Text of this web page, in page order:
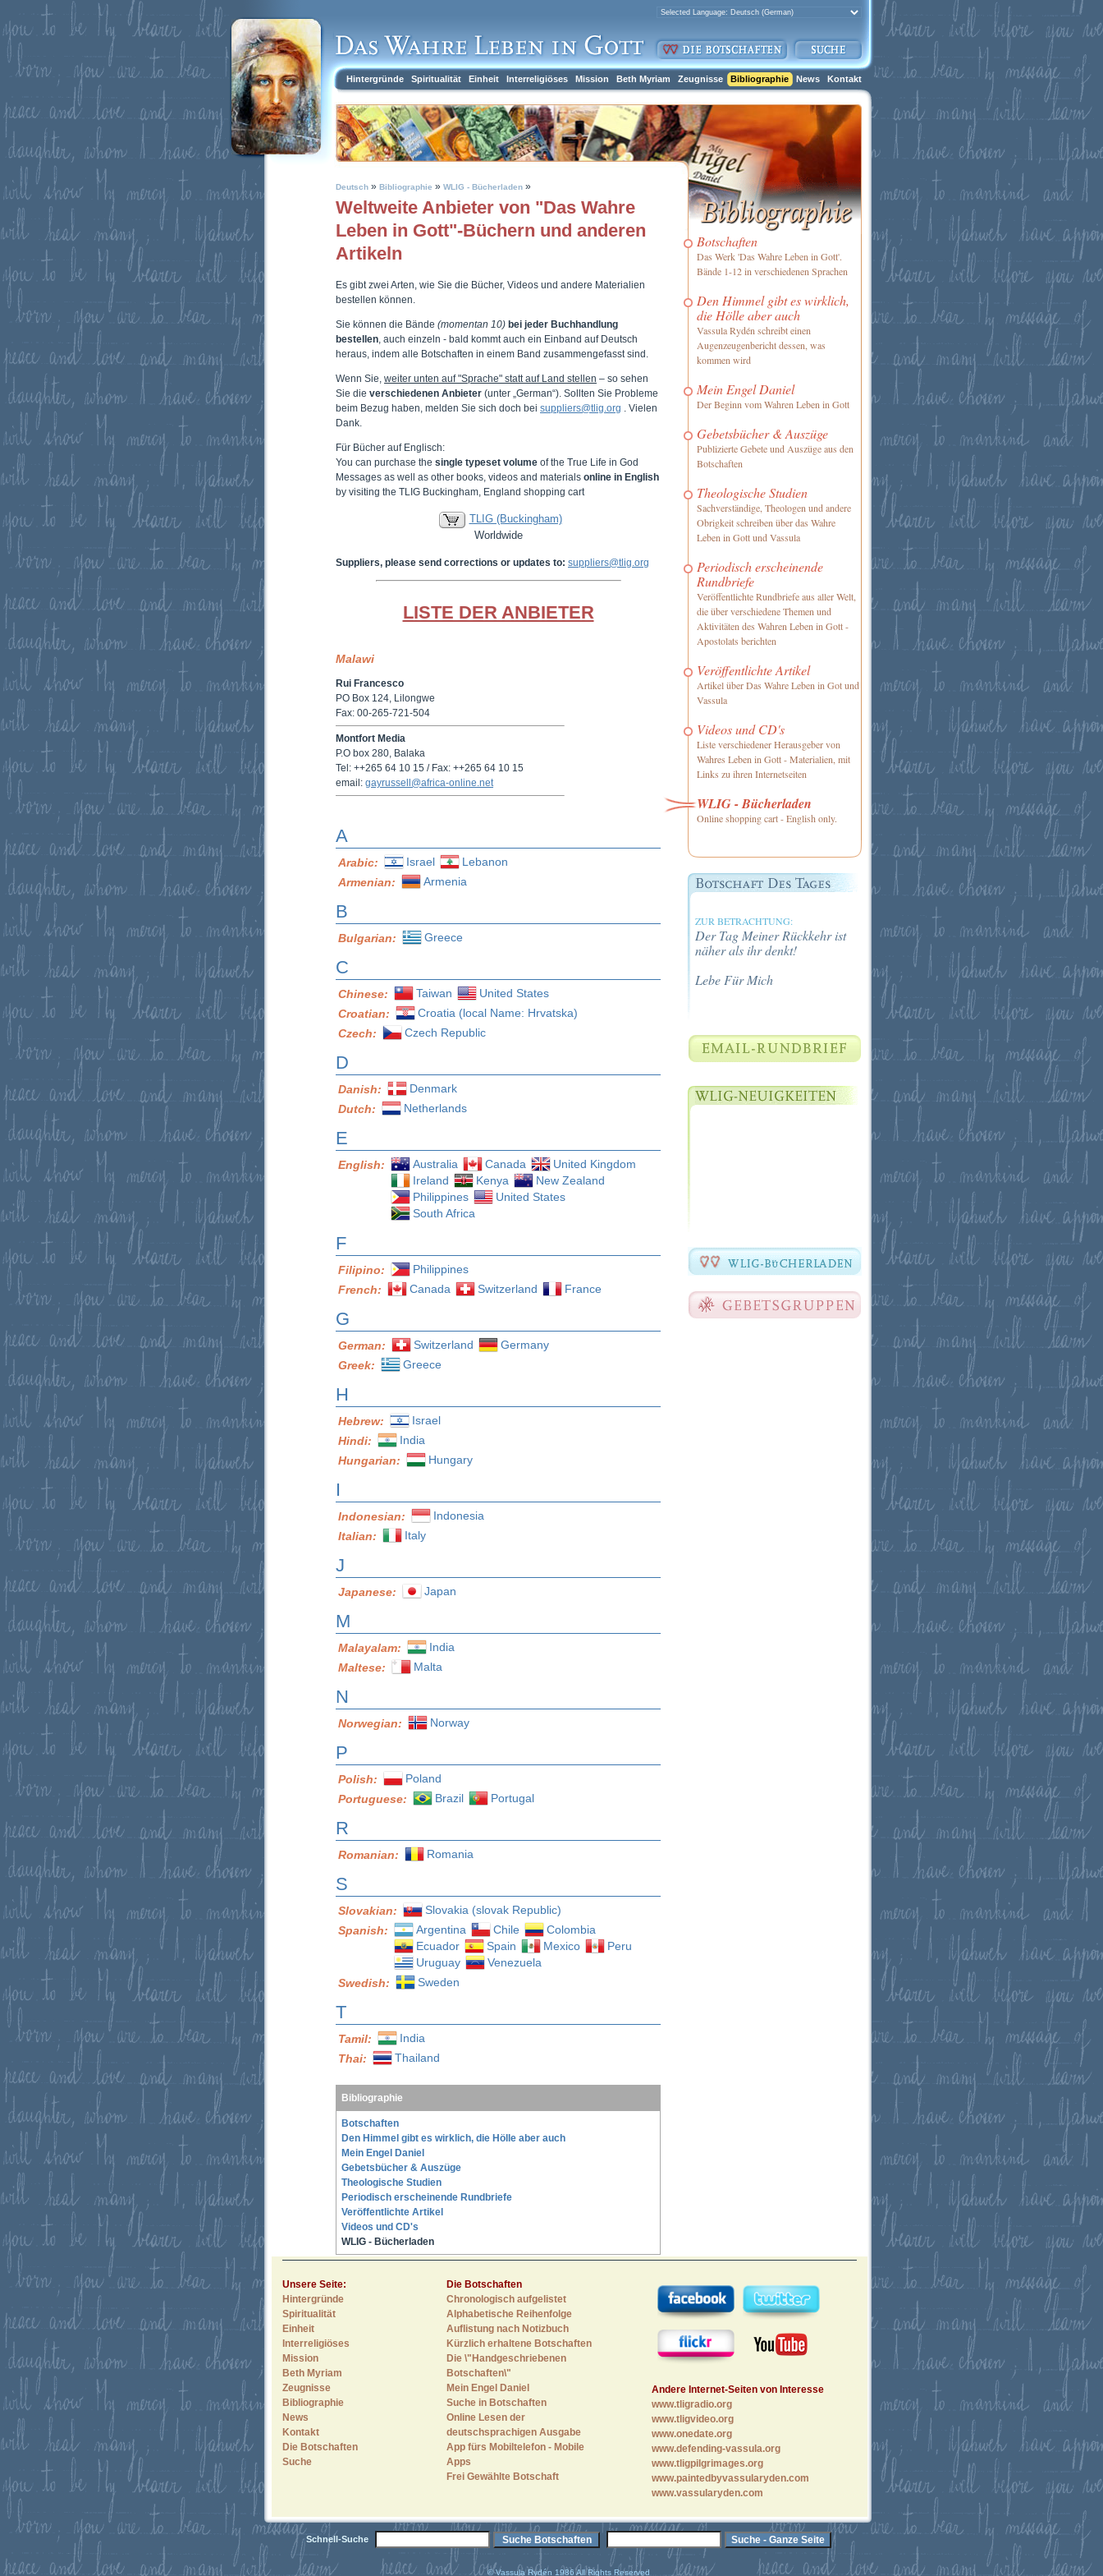
Hintergründe Spiritualität Einheit Interreligiöses Mission Beth Myriam Zeugnisse Bibliographie News Kontakt
Deutsch » Bibliographie » WLIG - Bücherladen »
Weltweite Anbieter von "Das Wahre
Leben in Gott"-Büchern und anderen
Artikeln
Es gibt zwei Arten, wie Sie die Bücher, Videos und andere Materialien
bestellen können.
Sie können die Bände (momentan 10) bei jeder Buchhandlung
bestellen , auch einzeln - bald kommt auch ein Einband auf Deutsch
heraus, indem alle Botschaften in einem Band zusammengefasst sind.
Wenn Sie, weiter unten auf "Sprache" statt auf Land stellen – so sehen
Sie die verschiedenen Anbieter (unter „German“). Sollten Sie Probleme
beim Bezug haben, melden Sie sich doch bei suppliers@tlig.org . Vielen
Dank.
Für Bücher auf Englisch:
You can purchase the single typeset volume of the True Life in God
Messages as well as other books, videos and materials online in English
by visiting the TLIG Buckingham, England shopping cart
TLIG (Buckingham)
Worldwide
Suppliers, please send corrections or updates to: suppliers@tlig.org
LISTE DER ANBIETER
Malawi
Rui Francesco
PO Box 124, Lilongwe
Fax: 00-265-721-504
Montfort Media
P.O box 280, Balaka
Tel: ++265 64 10 15 / Fax: ++265 64 10 15
email: gayrussell@africa-online.net
A
Arabic: Israel
Lebanon
Armenian:
Armenia
B
Bulgarian: Greece
C
Chinese: Taiwan
United States
Croatian:
Croatia (local Name: Hrvatska)
Czech:
Czech Republic
D
Danish:
Denmark
Dutch:
Netherlands
E
English: Australia Canada
United Kingdom
Ireland
Kenya
New Zealand
Philippines
United States
South Africa
F
Filipino:
Philippines
French:
Canada Switzerland France
G
German: Switzerland
Germany
Greek:
Greece
H
Hebrew:
Israel
Hindi:
India
Hungarian:
Hungary
I
Indonesian:
Indonesia
Italian:
Italy
J
Japanese: Japan
M
Malayalam:
India
Maltese:
Malta
N
Norwegian: Norway
P
Polish:
Poland
Portuguese:
Brazil Portugal
R
Romanian: Romania
S
Slovakian:
Slovakia (slovak Republic)
Spanish:
Argentina Chile
Colombia
Ecuador
Spain Mexico
Peru
Uruguay
Venezuela
Swedish:
Sweden
T
Tamil:
India
Thai:
Thailand
Bibliographie
Botschaften
Den Himmel gibt es wirklich, die Hölle aber auch
Mein Engel Daniel
Gebetsbücher & Auszüge
Theologische Studien
Periodisch erscheinende Rundbriefe
Veröffentlichte Artikel
Videos und CD's
WLIG - Bücherladen
Botschaften
Das Werk 'Das Wahre Leben in Gott'.
Bände 1-12 in verschiedenen Sprachen
Den Himmel gibt es wirklich,
die Hölle aber auch
Vassula Rydén schreibt einen
Augenzeugenbericht dessen, was
kommen wird
Mein Engel Daniel
Der Beginn vom Wahren Leben in Gott
Gebetsbücher & Auszüge
Publizierte Gebete und Auszüge aus den
Botschaften
Theologische Studien
Sachverständige, Theologen und andere
Obrigkeit schreiben über das Wahre
Leben in Gott und Vassula
Periodisch erscheinende
Rundbriefe
Veröffentlichte Rundbriefe aus aller Welt,
die über verschiedene Themen und
Aktivitäten des Wahren Leben in Gott -
Apostolats berichten
Veröffentlichte Artikel
Artikel über Das Wahre Leben in Got und
Vassula
Videos und CD's
Liste verschiedener Herausgeber von
Wahres Leben in Gott - Materialien, mit
Links zu ihren Internetseiten
WLIG - Bücherladen
Online shopping cart - English only.
ZUR BETRACHTUNG:
Der Tag Meiner Rückkehr ist
näher als ihr denkt!
Lebe Für Mich
Unsere Seite:
Hintergründe
Spiritualität
Einheit
Interreligiöses
Mission
Beth Myriam
Zeugnisse
Bibliographie
News
Kontakt
Die Botschaften
Suche
Die Botschaften
Chronologisch aufgelistet
Alphabetische Reihenfolge
Auflistung nach Notizbuch
Kürzlich erhaltene Botschaften
Die \"Handgeschriebenen
Botschaften\"
Mein Engel Daniel
Suche in Botschaften
Online Lesen der
deutschsprachigen Ausgabe
App fürs Mobiltelefon - Mobile
Apps
Frei Gewählte Botschaft
Andere Internet-Seiten von Interesse
www.tligradio.org
www.tligvideo.org
www.onedate.org
www.defending-vassula.org
www.tligpilgrimages.org
www.paintedbyvassularyden.com
www.vassularyden.com
Schnell-Suche
© Vassula Rydén 1986 All Rights Reserved